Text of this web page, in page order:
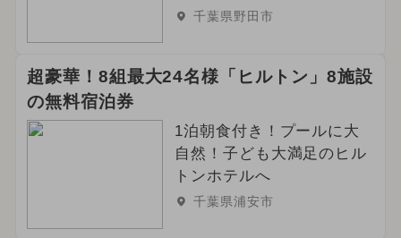
千葉県野田市
超豪華！8組最大24名様「ヒルトン」8施設
の無料宿泊券
1泊朝食付き！プールに大
自然！子ども大満足のヒル
トンホテルへ
千葉県浦安市